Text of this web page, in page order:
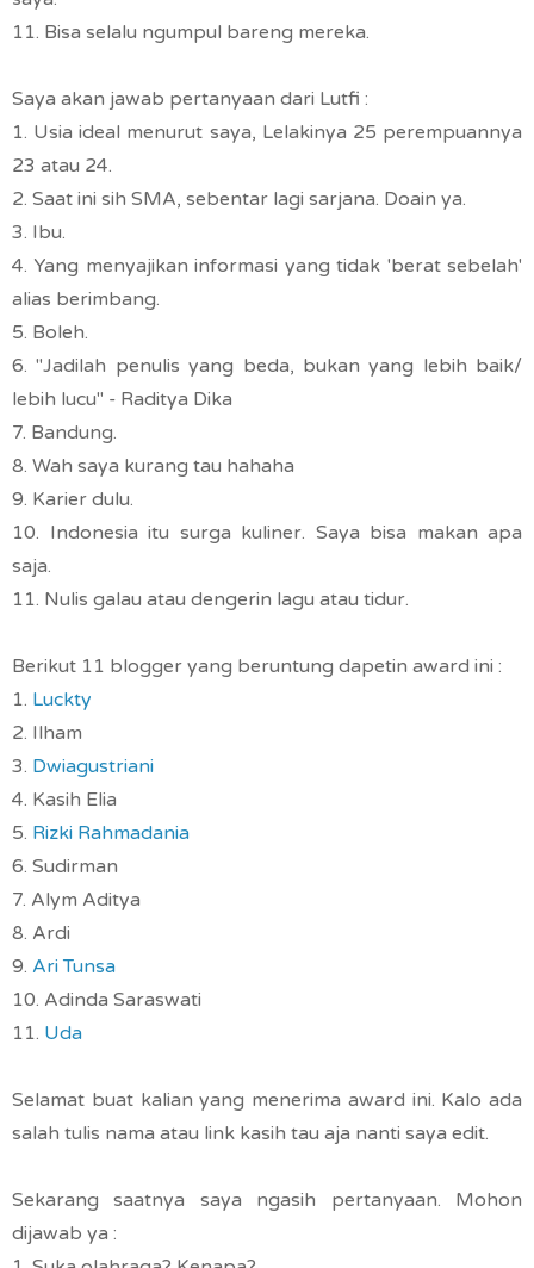
11. Bisa selalu ngumpul bareng mereka.
Saya akan jawab pertanyaan dari Lutfi :
1. Usia ideal menurut saya, Lelakinya 25 perempuannya
23 atau 24.
2. Saat ini sih SMA, sebentar lagi sarjana. Doain ya.
3. Ibu.
4. Yang menyajikan informasi yang tidak 'berat sebelah'
alias berimbang.
5. Boleh.
6. "Jadilah penulis yang beda, bukan yang lebih baik/
lebih lucu" - Raditya Dika
7. Bandung.
8. Wah saya kurang tau hahaha
9. Karier dulu.
10. Indonesia itu surga kuliner. Saya bisa makan apa
saja.
11. Nulis galau atau dengerin lagu atau tidur.
Berikut 11 blogger yang beruntung dapetin award ini :
1. Luckty
2. Ilham
3. Dwiagustriani
4. Kasih Elia
5. Rizki Rahmadania
6. Sudirman
7. Alym Aditya
8. Ardi
9. Ari Tunsa
10. Adinda Saraswati
11. Uda
Selamat buat kalian yang menerima award ini. Kalo ada
salah tulis nama atau link kasih tau aja nanti saya edit.
Sekarang saatnya saya ngasih pertanyaan. Mohon
dijawab ya :